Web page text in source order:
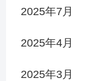
2025年7月
2025年4月
2025年3月